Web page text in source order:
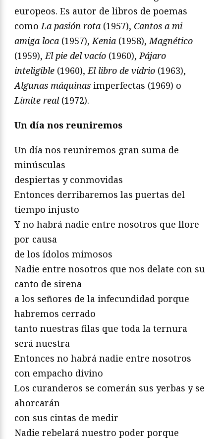
europeos. Es autor de libros de poemas
como La pasión rota (1957), Cantos a mi
amiga loca (1957), Kenia (1958), Magnético
(1959), El pie del vacío (1960), Pájaro
inteligible (1960), El libro de vidrio (1963),
Algunas máquinas imperfectas (1969) o
Límite real(1972).
Un día nos reuniremos
Un día nos reuniremos gran suma de
minúsculas
despiertas y conmovidas
Entonces derribaremos las puertas del
tiempo injusto
Y no habrá nadie entre nosotros que llore
por causa
de los ídolos mimosos
Nadie entre nosotros que nos delate con su
canto de sirena
a los señores de la infecundidad porque
habremos cerrado
tanto nuestras filas que toda la ternura
será nuestra
Entonces no habrá nadie entre nosotros
con empacho divino
Los curanderos se comerán sus yerbas y se
ahorcarán
con sus cintas de medir
Nadie rebelará nuestro poder porque